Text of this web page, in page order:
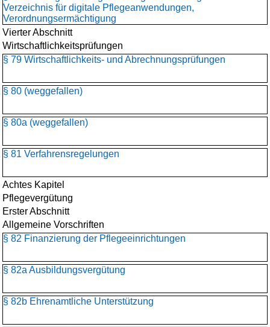
Verzeichnis für digitale Pflegeanwendungen,
Verordnungsermächtigung
Vierter Abschnitt
Wirtschaftlichkeitsprüfungen
§ 79 Wirtschaftlichkeits- und Abrechnungsprüfungen
§ 80 (weggefallen)
§ 80a (weggefallen)
§ 81 Verfahrensregelungen
Achtes Kapitel
Pflegevergütung
Erster Abschnitt
Allgemeine Vorschriften
§ 82 Finanzierung der Pflegeeinrichtungen
§ 82a Ausbildungsvergütung
§ 82b Ehrenamtliche Unterstützung